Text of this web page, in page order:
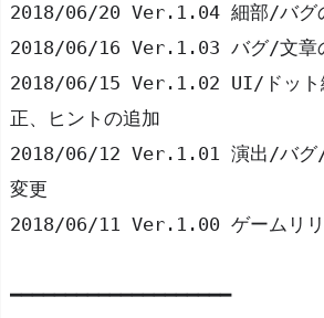
2018/06/20 Ver.1.04 細部/バグ
2018/06/16 Ver.1.03 バグ/文章
2018/06/15 Ver.1.02 UI/ドット
正、ヒントの追加
2018/06/12 Ver.1.01 演出/バグ/
変更
2018/06/11 Ver.1.00 ゲームリリ
━━━━━━━━━━━━━━━━━━━━